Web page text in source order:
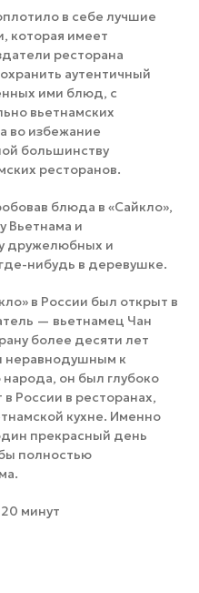
в себе лучшие
которая имеет
ресторана
аутентичный
ими блюд, с
вьетнамских
во избежание
большинству
ресторанов.
блюда в «Сайкло»,
Вьетнама и
у дружелюбных и
нибудь в деревушке.
в России был открыт в
— вьетнамец Чан
более десяти лет
неравнодушным к
он был глубоко
в России в ресторанах,
кухне. Именно
прекрасный день
полностью
минут